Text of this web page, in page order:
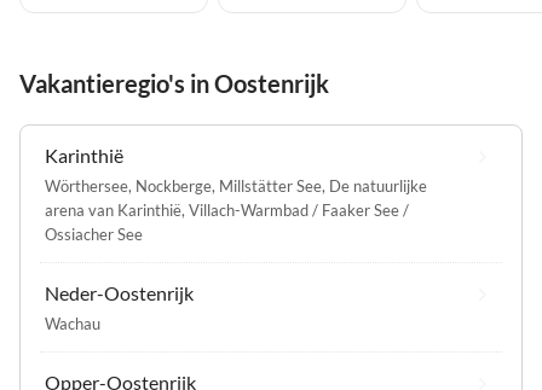
Vakantieregio's in Oostenrijk
Karinthië
Wörthersee, Nockberge, Millstätter See, De natuurlijke
arena van Karinthië, Villach-Warmbad / Faaker See /
Ossiacher See
Neder-Oostenrijk
Wachau
Opper-Oostenrijk